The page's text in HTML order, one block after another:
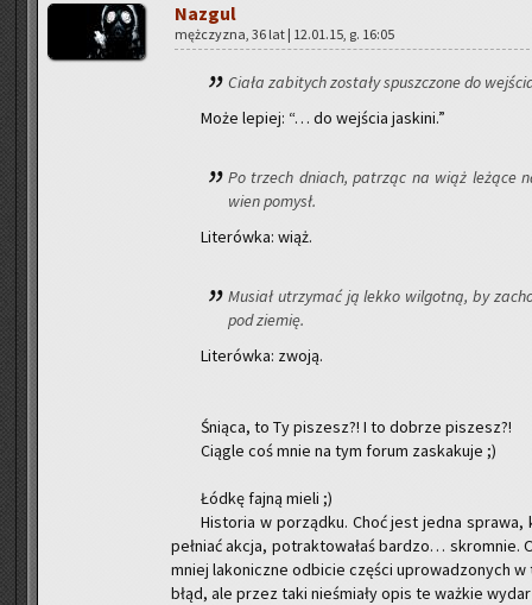
Na­zgul
męż­czy­zna, 36 lat | 12.01.15, g. 16:05
Ciała za­bi­tych zo­sta­ły spusz­czo­ne do
Może le­piej: “… do wej­ścia ja­ski­ni.”
Po trzech dniach, pa­trząc na wiąż le­żą­ce
wien po­mysł.
Li­te­rów­ka: wiąż.
Mu­siał utrzy­mać ją lekko wil­got­ną, by
pod zie­mię.
Li­te­rów­ka: zwoją.
Śnią­ca, to Ty pi­szesz?! I to do­brze pi­szesz?!
Cią­gle coś mnie na tym forum za­ska­ku­je ;)
Łódkę fajną mieli ;)
Hi­sto­ria w po­rząd­ku. Choć jest jedna
peł­niać akcja, po­trak­to­wa­łaś bar­dzo…
mniej la­ko­nicz­ne od­bi­cie czę­ści upro­wa­dzo­nych
błąd, ale przez taki nie­śmia­ły opis te waż­kie